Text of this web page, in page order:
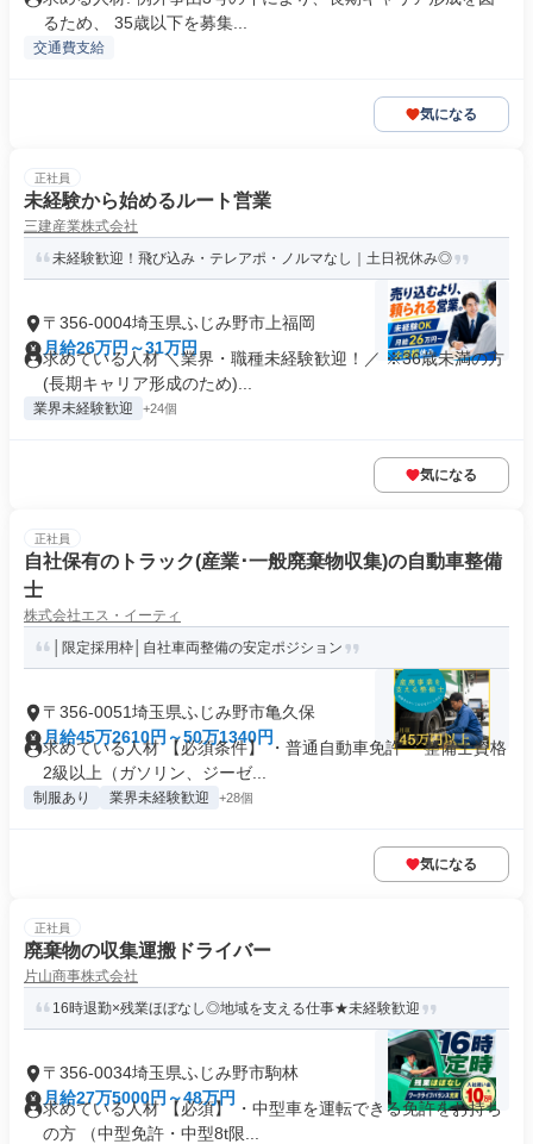
るため、 35歳以下を募集...
交通費支給
気になる
正社員
未経験から始めるルート営業
三建産業株式会社
未経験歓迎！飛び込み・テレアポ・ノルマなし｜土日祝休み◎
〒356-0004埼玉県ふじみ野市上福岡
月給26万円～31万円
求めている人材 ＼業界・職種未経験歓迎！／ ※36歳未満の方
(長期キャリア形成のため)...
業界未経験歓迎 +24個
気になる
正社員
自社保有のトラック(産業･一般廃棄物収集)の自動車整備
士
株式会社エス・イーティ
│限定採用枠│自社車両整備の安定ポジション
〒356-0051埼玉県ふじみ野市亀久保
月給45万2610円～50万1340円
求めている人材 【必須条件】 ・普通自動車免許 ・整備士資格
2級以上（ガソリン、ジーゼ...
制服あり 業界未経験歓迎 +28個
気になる
正社員
廃棄物の収集運搬ドライバー
片山商事株式会社
16時退勤×残業ほぼなし◎地域を支える仕事★未経験歓迎
〒356-0034埼玉県ふじみ野市駒林
月給27万5000円～48万円
求めている人材 【必須】 ・中型車を運転できる免許をお持ち
の方 （中型免許・中型8t限...